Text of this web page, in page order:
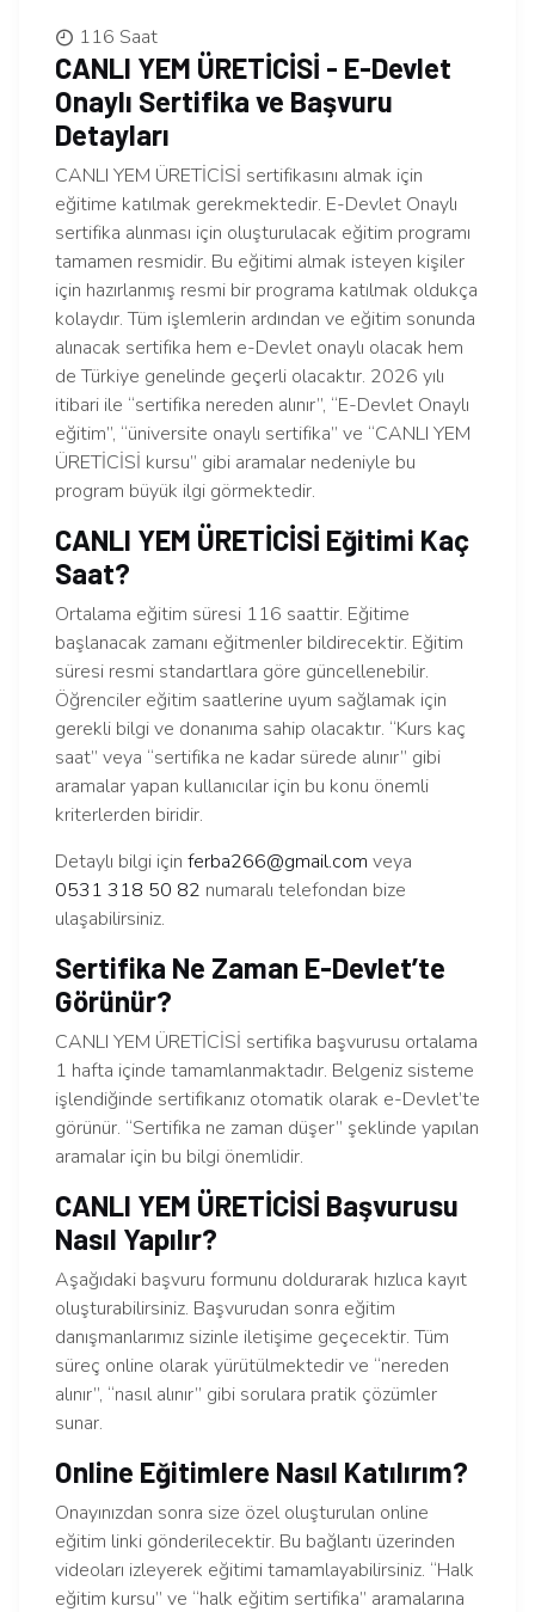
116 Saat
CANLI YEM ÜRETİCİSİ - E-Devlet
Onaylı Sertifika ve Başvuru
Detayları
CANLI YEM ÜRETİCİSİ sertifikasını almak için
eğitime katılmak gerekmektedir. E-Devlet Onaylı
sertifika alınması için oluşturulacak eğitim programı
tamamen resmidir. Bu eğitimi almak isteyen kişiler
için hazırlanmış resmi bir programa katılmak oldukça
kolaydır. Tüm işlemlerin ardından ve eğitim sonunda
alınacak sertifika hem e-Devlet onaylı olacak hem
de Türkiye genelinde geçerli olacaktır. 2026 yılı
itibari ile “sertifika nereden alınır”, “E-Devlet Onaylı
eğitim”, “üniversite onaylı sertifika” ve “CANLI YEM
ÜRETİCİSİ kursu” gibi aramalar nedeniyle bu
program büyük ilgi görmektedir.
CANLI YEM ÜRETİCİSİ Eğitimi Kaç
Saat?
Ortalama eğitim süresi 116 saattir. Eğitime
başlanacak zamanı eğitmenler bildirecektir. Eğitim
süresi resmi standartlara göre güncellenebilir.
Öğrenciler eğitim saatlerine uyum sağlamak için
gerekli bilgi ve donanıma sahip olacaktır. “Kurs kaç
saat” veya “sertifika ne kadar sürede alınır” gibi
aramalar yapan kullanıcılar için bu konu önemli
kriterlerden biridir.
Detaylı bilgi için ferba266@gmail.com veya
0531 318 50 82 numaralı telefondan bize
ulaşabilirsiniz.
Sertifika Ne Zaman E-Devlet’te
Görünür?
CANLI YEM ÜRETİCİSİ sertifika başvurusu ortalama
1 hafta içinde tamamlanmaktadır. Belgeniz sisteme
işlendiğinde sertifikanız otomatik olarak e-Devlet’te
görünür. “Sertifika ne zaman düşer” şeklinde yapılan
aramalar için bu bilgi önemlidir.
CANLI YEM ÜRETİCİSİ Başvurusu
Nasıl Yapılır?
Aşağıdaki başvuru formunu doldurarak hızlıca kayıt
oluşturabilirsiniz. Başvurudan sonra eğitim
danışmanlarımız sizinle iletişime geçecektir. Tüm
süreç online olarak yürütülmektedir ve “nereden
alınır”, “nasıl alınır” gibi sorulara pratik çözümler
sunar.
Online Eğitimlere Nasıl Katılırım?
Onayınızdan sonra size özel oluşturulan online
eğitim linki gönderilecektir. Bu bağlantı üzerinden
videoları izleyerek eğitimi tamamlayabilirsiniz. “Halk
eğitim kursu” ve “halk eğitim sertifika” aramalarına